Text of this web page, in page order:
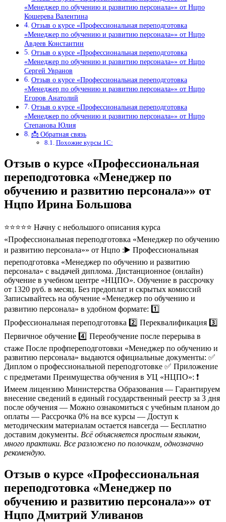
«Менеджер по обучению и развитию персонала»» от Нцпо
Кошерева Валентина
Отзыв о курсе «Профессиональная переподготовка
«Менеджер по обучению и развитию персонала»» от Нцпо
Авдеев Константин
Отзыв о курсе «Профессиональная переподготовка
«Менеджер по обучению и развитию персонала»» от Нцпо
Сергей Увранов
Отзыв о курсе «Профессиональная переподготовка
«Менеджер по обучению и развитию персонала»» от Нцпо
Егоров Анатолий
Отзыв о курсе «Профессиональная переподготовка
«Менеджер по обучению и развитию персонала»» от Нцпо
Степанова Юлия
📩 Обратная связь
Похожие курсы 1С:
Отзыв о курсе «Профессиональная
переподготовка «Менеджер по
обучению и развитию персонала»» от
Нцпо Ирина Большова
⭐⭐⭐⭐⭐ Начну с небольшого описания курса
«Профессиональная переподготовка «Менеджер по обучению
и развитию персонала»» от Нцпо :▶️ Профессиональная
переподготовка «Менеджер по обучению и развитию
персонала» с выдачей диплома. Дистанционное (онлайн)
обучение в учебном центре «НЦПО». Обучение в рассрочку
от 1320 руб. в месяц. Без предоплат и скрытых комиссий
Записывайтесь на обучение «Менеджер по обучению и
развитию персонала» в удобном формате: 1️⃣
Профессиональная переподготовка 2️⃣ Переквалификация 3️⃣
Первичное обучение 4️⃣ Переобучение после перерыва в
стаже После профпереподготовки «Менеджер по обучению и
развитию персонала» выдаются официальные документы: ✅
Диплом о профессиональной переподготовке ✅ Приложение
с предметами Преимущества обучения в УЦ «НЦПО»: ❗️
Имеем лицензию Министерства Образования — Гарантируем
внесение сведений в единый государственный реестр за 3 дня
после обучения — Можно ознакомиться с учебным планом до
оплаты — Рассрочка 0% на все курсы — Доступ к
методическим материалам остается навсегда — Бесплатно
доставим документы. Всё объясняется простым языком,
много практики. Все разложено по полочкам, однозначно
рекомендую.
Отзыв о курсе «Профессиональная
переподготовка «Менеджер по
обучению и развитию персонала»» от
Нцпо Дмитрий Уливанов